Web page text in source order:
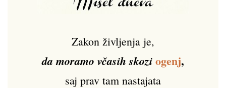
Zakon življenja je,
da moramo včasih skoziogenj,
saj prav tam nastajata